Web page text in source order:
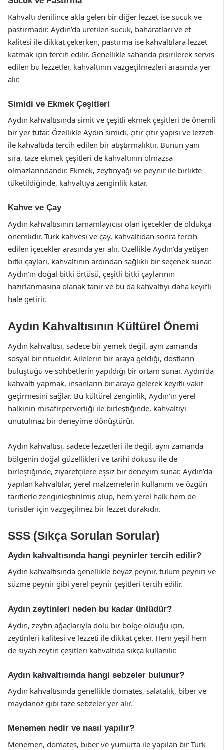
Kahvaltı denilince akla gelen bir diğer lezzet ise sucuk ve
pastırmadır. Aydın’da üretilen sucuk, baharatları ve et
kalitesi ile dikkat çekerken, pastırma ise kahvaltılara lezzet
katmak için tercih edilir. Genellikle sahanda pişirilerek servis
edilen bu lezzetler, kahvaltının vazgeçilmezleri arasında yer
alır.
Simidi ve Ekmek Çeşitleri
Aydın kahvaltısında simit ve çeşitli ekmek çeşitleri de önemli
bir yer tutar. Özellikle Aydın simidi, çıtır çıtır yapısı ve lezzeti
ile kahvaltıda tercih edilen bir atıştırmalıktır. Bunun yanı
sıra, taze ekmek çeşitleri de kahvaltının olmazsa
olmazlarındandır. Ekmek, zeytinyağı ve peynir ile birlikte
tüketildiğinde, kahvaltıya zenginlik katar.
Kahve ve Çay
Aydın kahvaltısının tamamlayıcısı olan içecekler de oldukça
önemlidir. Türk kahvesi ve çay, kahvaltıdan sonra tercih
edilen içecekler arasında yer alır. Özellikle Aydın’da yetişen
bitki çayları, kahvaltının ardından sağlıklı bir seçenek sunar.
Aydın’ın doğal bitki örtüsü, çeşitli bitki çaylarının
hazırlanmasına olanak tanır ve bu da kahvaltıyı daha keyifli
hale getirir.
Aydın Kahvaltısının Kültürel Önemi
Aydın kahvaltısı, sadece bir yemek değil, aynı zamanda
sosyal bir ritüeldir. Ailelerin bir araya geldiği, dostların
buluştuğu ve sohbetlerin yapıldığı bir ortam sunar. Aydın’da
kahvaltı yapmak, insanların bir araya gelerek keyifli vakit
geçirmesini sağlar. Bu kültürel zenginlik, Aydın’ın yerel
halkının misafirperverliği ile birleştiğinde, kahvaltıyı
unutulmaz bir deneyime dönüştürür.
Aydın kahvaltısı, sadece lezzetleri ile değil, aynı zamanda
bölgenin doğal güzellikleri ve tarihi dokusu ile de
birleştiğinde, ziyaretçilere eşsiz bir deneyim sunar. Aydın’da
yapılan kahvaltılar, yerel malzemelerin kullanımı ve özgün
tariflerle zenginleştirilmiş olup, hem yerel halk hem de
turistler için vazgeçilmez bir lezzet durakıdır.
SSS (Sıkça Sorulan Sorular)
Aydın kahvaltısında hangi peynirler tercih edilir?
Aydın kahvaltısında genellikle beyaz peynir, tulum peyniri ve
süzme peynir gibi yerel peynir çeşitleri tercih edilir.
Aydın zeytinleri neden bu kadar ünlüdür?
Aydın, zeytin ağaçlarıyla dolu bir bölge olduğu için,
zeytinleri kalitesi ve lezzeti ile dikkat çeker. Hem yeşil hem
de siyah zeytin çeşitleri kahvaltıda sıkça kullanılır.
Aydın kahvaltısında hangi sebzeler bulunur?
Aydın kahvaltısında genellikle domates, salatalık, biber ve
maydanoz gibi taze sebzeler yer alır.
Menemen nedir ve nasıl yapılır?
Menemen, domates, biber ve yumurta ile yapılan bir Türk